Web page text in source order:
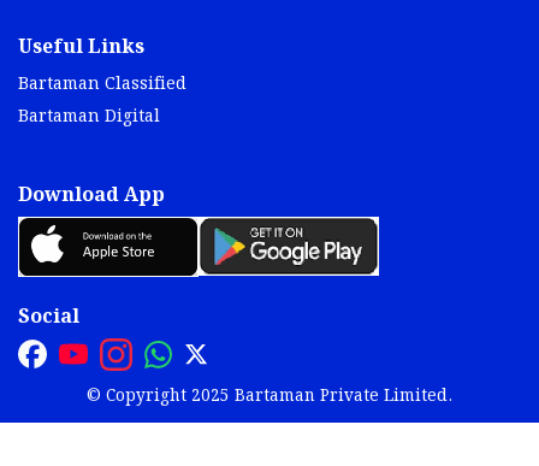
Useful Links
Bartaman Classified
Bartaman Digital
Download App
Social
© Copyright 2025 Bartaman Private Limited.